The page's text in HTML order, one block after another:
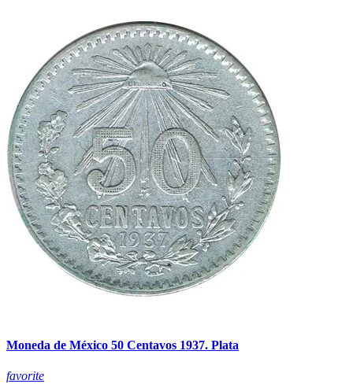
Moneda de México 50 Centavos 1937. Plata
favorite